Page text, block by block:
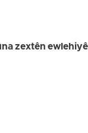
zextên